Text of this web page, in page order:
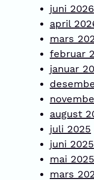
juni 2026
april
mars
februar
januar
august
juli 2025
juni 2025
mai 2025
mars